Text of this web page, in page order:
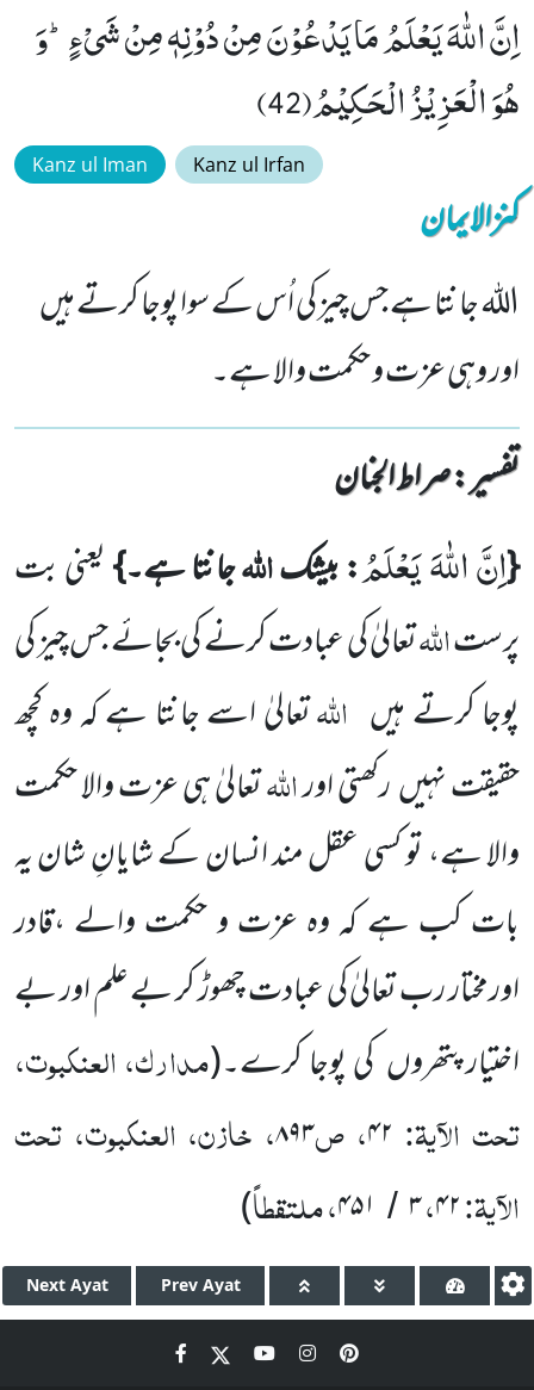
اِنَّ اللّٰهَ یَعْلَمُ مَا یَدْعُوْنَ مِنْ دُوْنِهٖ مِنْ شَیْءٍؕ-وَ
هُوَ الْعَزِیْزُ الْحَكِیْمُ(42)
Kanz ul Iman Kanz ul Irfan
کنزالایمان
الله جانتا ہے جس چیز کی اُس کے سوا پوجا کرتے ہیں
اور وہی عزت و حکمت والا ہے۔
تفسیر : ‎صراط الجنان
{اِنَّ اللّٰهَ یَعْلَمُ: بیشکاللہجانتا ہے۔}یعنی بت
پرستاللہتعالیٰ کی عبادت کرنے کی بجائے جس چیز کی
پوجا کرتے ہیں اللہتعالیٰ اسے جانتا ہے کہ وہ کچھ
حقیقت نہیں رکھتی اوراللہتعالیٰ ہی عزت والا حکمت
والا ہے، تو کسی عقل مند انسان کے شایانِ شان یہ
بات کب ہے کہ وہ عزت و حکمت والے ،قادر
اورمختار رب تعالیٰ کی عبادت چھوڑ کر بے علم اور بے
اختیار پتھروں کی پوجا کرے۔(مدارک، العنکبوت،
تحت الآیۃ: ۴۲، ص۸۹۳، خازن، العنکبوت، تحت
الآیۃ:۴۲،۳ / ۴۵۱، ملتقطاً)
Next Ayat Prev Ayat